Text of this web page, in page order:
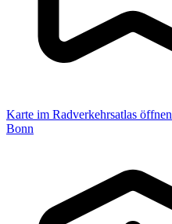
Karte im Radverkehrsatlas öffnen
Bonn